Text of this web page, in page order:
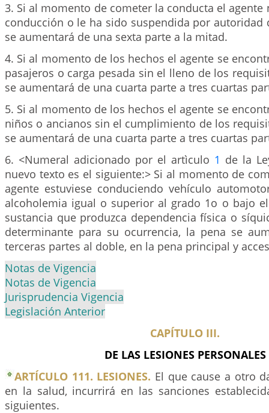
3. Si al momento de cometer la conducta el agente
conducción o le ha sido suspendida por autoridad
se aumentará de una sexta parte a la mitad.
4. Si al momento de los hechos el agente se
pasajeros o carga pesada sin el lleno de los
se aumentará de una cuarta parte a tres cuartas
5. Si al momento de los hechos el agente se
niños o ancianos sin el cumplimiento de los
se aumentará de una cuarta parte a tres cuartas
6. <Numeral adicionado por el artìculo 1 de la
nuevo texto es el siguiente:> Si al momento de
agente estuviese conduciendo vehículo
alcoholemia igual o superior al grado 1o o bajo
sustancia que produzca dependencia física o
determinante para su ocurrencia, la pena se
terceras partes al doble, en la pena principal y
Notas de Vigencia
Notas de Vigencia
Jurisprudencia Vigencia
Legislación Anterior
CAPÍTULO III.
DE LAS LESIONES PERSONALES
ARTÍCULO 111. LESIONES. El que cause a otro
en la salud, incurrirá en las sanciones
siguientes.